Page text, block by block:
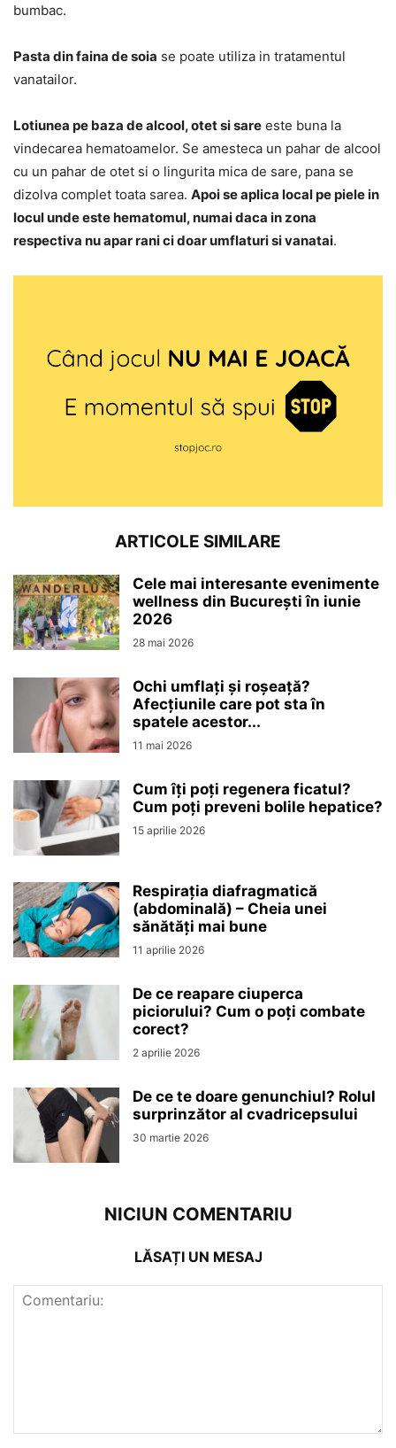
bumbac.
Pasta din faina de soia se poate utiliza in tratamentul
vanatailor.
Lotiunea pe baza de alcool, otet si sare este buna la
vindecarea hematoamelor. Se amesteca un pahar de alcool
cu un pahar de otet si o lingurita mica de sare, pana se
dizolva complet toata sarea. Apoi se aplica local pe piele in
locul unde este hematomul, numai daca in zona
respectiva nu apar rani ci doar umflaturi si vanatai.
ARTICOLE SIMILARE
Cele mai interesante evenimente
wellness din București în iunie
2026
28 mai 2026
Ochi umflați și roșeață?
Afecțiunile care pot sta în
spatele acestor...
11 mai 2026
Cum îți poți regenera ficatul?
Cum poți preveni bolile hepatice?
15 aprilie 2026
Respirația diafragmatică
(abdominală) – Cheia unei
sănătăți mai bune
11 aprilie 2026
De ce reapare ciuperca
piciorului? Cum o poți combate
corect?
2 aprilie 2026
De ce te doare genunchiul? Rolul
surprinzător al cvadricepsului
30 martie 2026
NICIUN COMENTARIU
LĂSAȚI UN MESAJ